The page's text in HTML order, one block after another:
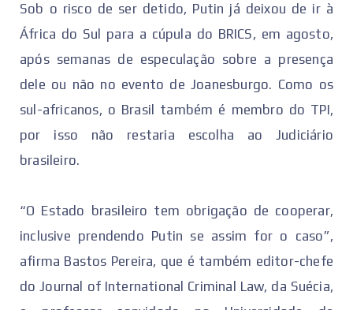
Sob o risco de ser detido, Putin já deixou de ir à
África do Sul para a cúpula do BRICS, em agosto,
após semanas de especulação sobre a presença
dele ou não no evento de Joanesburgo. Como os
sul-africanos, o Brasil também é membro do TPI,
por isso não restaria escolha ao Judiciário
brasileiro.
“O Estado brasileiro tem obrigação de cooperar,
inclusive prendendo Putin se assim for o caso”,
afirma Bastos Pereira, que é também editor-chefe
do Journal of International Criminal Law, da Suécia,